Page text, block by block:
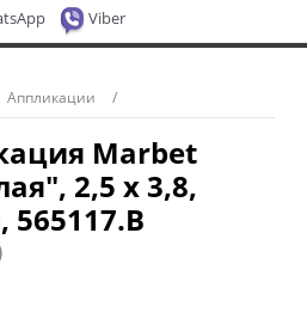
Viber
Аппликации
Marbet
2,5 х 3,8,